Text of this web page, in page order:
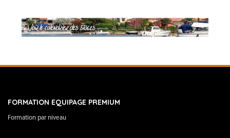
FORMATION EQUIPAGE PREMIUM
Formation par niveau